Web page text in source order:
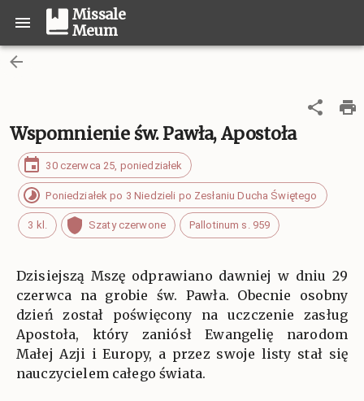
Missale
Meum
Wspomnienie św. Pawła, Apostoła
30 czerwca 25, poniedziałek
Poniedziałek po 3 Niedzieli po Zesłaniu Ducha Świętego
3 kl. Szaty czerwone Pallotinum s. 959
Dzisiejszą Mszę odprawiano dawniej w dniu 29
czerwca na grobie św. Pawła. Obecnie osobny
dzień został poświęcony na uczczenie zasług
Apostoła, który zaniósł Ewangelię narodom
Małej Azji i Europy, a przez swoje listy stał się
nauczycielem całego świata.